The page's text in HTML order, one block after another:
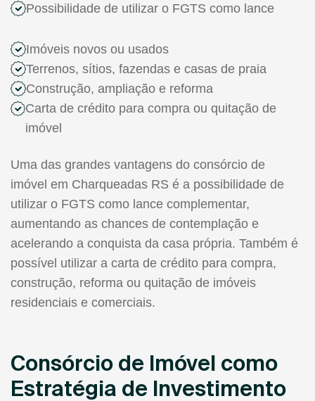
Possibilidade de utilizar o FGTS como lance
Imóveis novos ou usados
Terrenos, sítios, fazendas e casas de praia
Construção, ampliação e reforma
Carta de crédito para compra ou quitação de
imóvel
Uma das grandes vantagens do consórcio de
imóvel em Charqueadas RS é a possibilidade de
utilizar o FGTS como lance complementar,
aumentando as chances de contemplação e
acelerando a conquista da casa própria. Também é
possível utilizar a carta de crédito para compra,
construção, reforma ou quitação de imóveis
residenciais e comerciais.
Consórcio de Imóvel como
Estratégia de Investimento